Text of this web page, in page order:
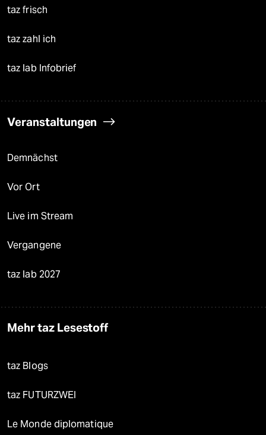
taz frisch
taz zahl ich
taz lab Infobrief
Veranstaltungen
Demnächst
Vor Ort
Live im Stream
Vergangene
taz lab 2027
Mehr taz Lesestoff
taz Blogs
taz FUTURZWEI
Le Monde diplomatique